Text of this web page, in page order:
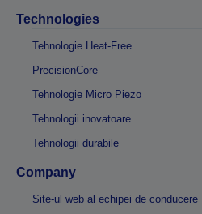
Technologies
Tehnologie Heat-Free
PrecisionCore
Tehnologie Micro Piezo
Tehnologii inovatoare
Tehnologii durabile
Company
Site-ul web al echipei de conducere